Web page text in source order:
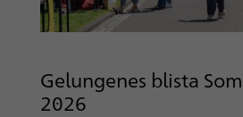
Gelungenes blista
2026